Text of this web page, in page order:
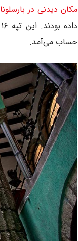
مکان دیدنی در بارسلونا
حساب می‌آمد.